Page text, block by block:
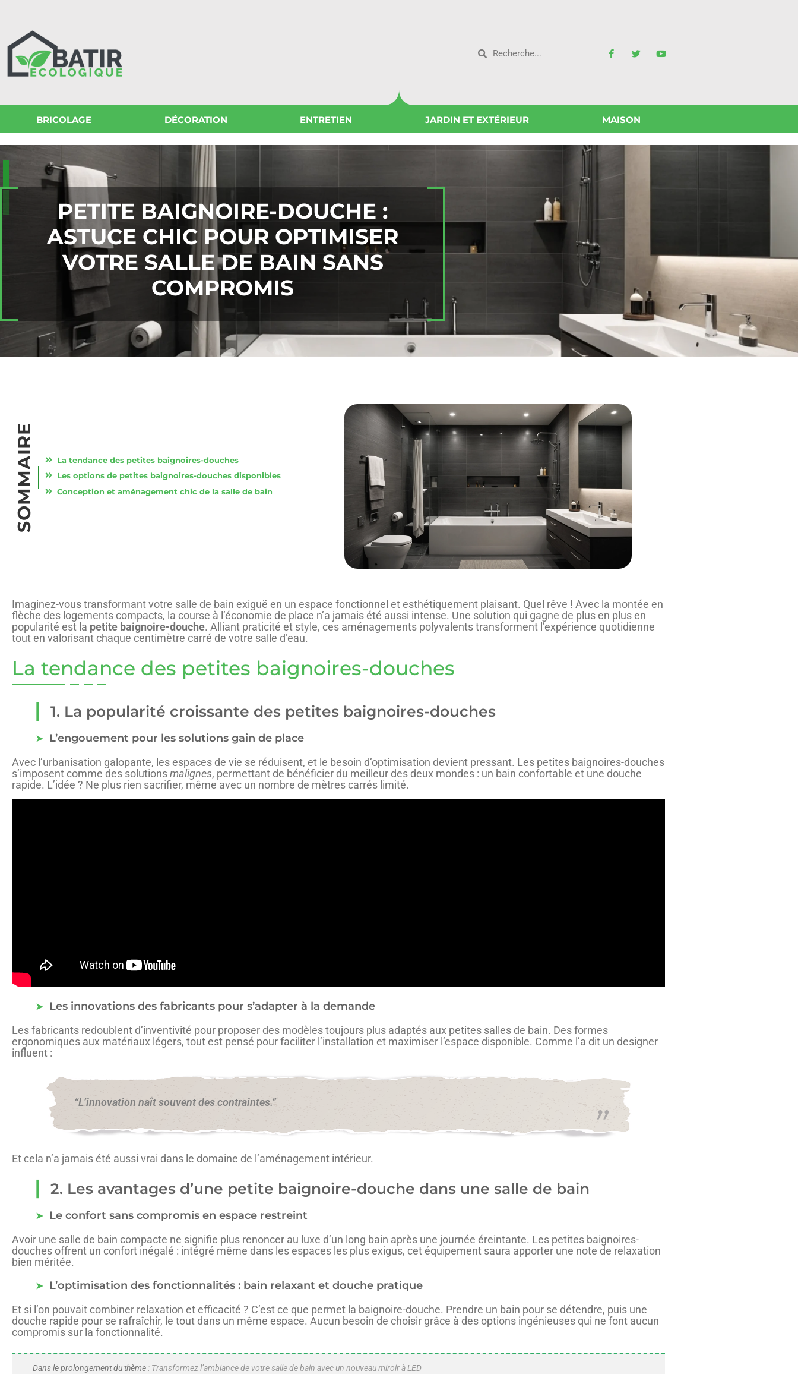
BRICOLAGE DÉCORATION ENTRETIEN JARDIN ET EXTÉRIEUR MAISON
PETITE BAIGNOIRE-DOUCHE :
ASTUCE CHIC POUR OPTIMISER
VOTRE SALLE DE BAIN SANS
COMPROMIS
SOMMAIRE
La tendance des petites baignoires-douches
Les options de petites baignoires-douches disponibles
Conception et aménagement chic de la salle de bain
Imaginez-vous transformant votre salle de bain exiguë en un espace fonctionnel et esthétiquement plaisant. Quel rêve ! Avec la montée en
flèche des logements compacts, la course à l’économie de place n’a jamais été aussi intense. Une solution qui gagne de plus en plus en
popularité est la petite baignoire-douche. Alliant praticité et style, ces aménagements polyvalents transforment l’expérience quotidienne
tout en valorisant chaque centimètre carré de votre salle d’eau.
La tendance des petites baignoires-douches
1. La popularité croissante des petites baignoires-douches
L’engouement pour les solutions gain de place
Avec l’urbanisation galopante, les espaces de vie se réduisent, et le besoin d’optimisation devient pressant. Les petites baignoires-douches
s’imposent comme des solutionsmalignes, permettant de bénéficier du meilleur des deux mondes : un bain confortable et une douche
rapide. L’idée ? Ne plus rien sacrifier, même avec un nombre de mètres carrés limité.
Les innovations des fabricants pour s’adapter à la demande
Les fabricants redoublent d’inventivité pour proposer des modèles toujours plus adaptés aux petites salles de bain. Des formes
ergonomiques aux matériaux légers, tout est pensé pour faciliter l’installation et maximiser l’espace disponible. Comme l’a dit un designer
influent :
“L’innovation naît souvent des contraintes.”
Et cela n’a jamais été aussi vrai dans le domaine de l’aménagement intérieur.
2. Les avantages d’une petite baignoire-douche dans une salle de bain
Le confort sans compromis en espace restreint
Avoir une salle de bain compacte ne signifie plus renoncer au luxe d’un long bain après une journée éreintante. Les petites baignoires-
douches offrent un confort inégalé : intégré même dans les espaces les plus exigus, cet équipement saura apporter une note de relaxation
bien méritée.
L’optimisation des fonctionnalités : bain relaxant et douche pratique
Et si l’on pouvait combiner relaxation et efficacité ? C’est ce que permet la baignoire-douche. Prendre un bain pour se détendre, puis une
douche rapide pour se rafraîchir, le tout dans un même espace. Aucun besoin de choisir grâce à des options ingénieuses qui ne font aucun
compromis sur la fonctionnalité.
Dans le prolongement du thème : Transformez l’ambiance de votre salle de bain avec un nouveau miroir à LED